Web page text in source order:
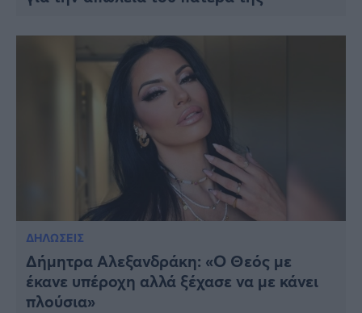
ΔΗΛΩΣΕΙΣ
Δήμητρα Αλεξανδράκη: «Ο Θεός με
έκανε υπέροχη αλλά ξέχασε να με κάνει
πλούσια»